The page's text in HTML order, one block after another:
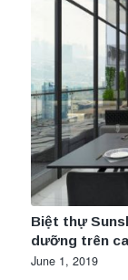
Biệt thự
dưỡng trên
June 1, 2019